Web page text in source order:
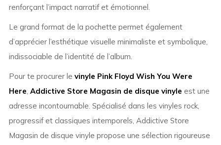
renforçant l’impact narratif et émotionnel.
Le grand format de la pochette permet également
d’apprécier l’esthétique visuelle minimaliste et symbolique,
indissociable de l’identité de l’album.
Pour te procurer le vinyle Pink Floyd Wish You Were
Here, Addictive Store Magasin de disque vinyle est une
adresse incontournable. Spécialisé dans les vinyles rock,
progressif et classiques intemporels, Addictive Store
Magasin de disque vinyle propose une sélection rigoureuse